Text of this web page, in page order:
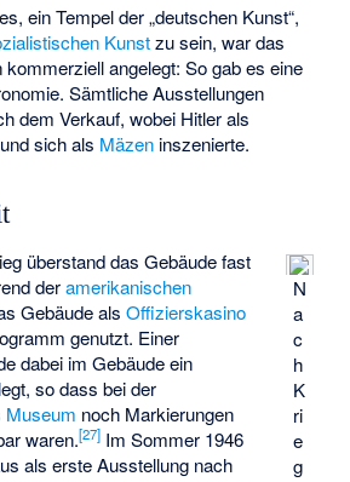
ein Tempel der „deutschen Kunst“,
Kunstzu sein, war das
kommerziell angelegt: So gab es eine
Sämtliche Ausstellungen
dem Verkauf, wobei Hitler als
sich als Mäzen inszenierte.
N
a
c
h
K
ri
e
g
überstand das Gebäude fast
deramerikanischen
Gebäude alsOffizierskasino
genutzt. Einer
dabei im Gebäude ein
so dass bei der
Museum noch Markierungen
waren.[27] Im Sommer 1946
als erste Ausstellung nach